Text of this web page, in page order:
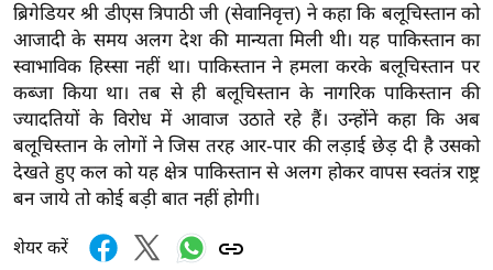
फि
ल्म
स
मी
क्षा
B
r
a
ब्रिगेडियर श्री डीएस त्रिपाठी जी (सेवानिवृत्त) ने कहा कि बलूचिस्तान को
आजादी के समय अलग देश की मान्यता मिली थी। यह पाकिस्तान का
स्वाभाविक हिस्सा नहीं था। पाकिस्तान ने हमला करके बलूचिस्तान पर
कब्जा किया था। तब से ही बलूचिस्तान के नागरिक पाकिस्तान की
ज्यादतियों के विरोध में आवाज उठाते रहे हैं। उन्होंने कहा कि अब
बलूचिस्तान के लोगों ने जिस तरह आर-पार की लड़ाई छेड़ दी है उसको
देखते हुए कल को यह क्षेत्र पाकिस्तान से अलग होकर वापस स्वतंत्र राष्ट्र
बन जाये तो कोई बड़ी बात नहीं होगी।
शेयर करें